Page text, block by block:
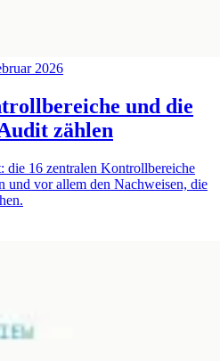
2026
und die
zählen
die 16 zentralen Kontrollbereiche
und vor allem den Nachweisen, die